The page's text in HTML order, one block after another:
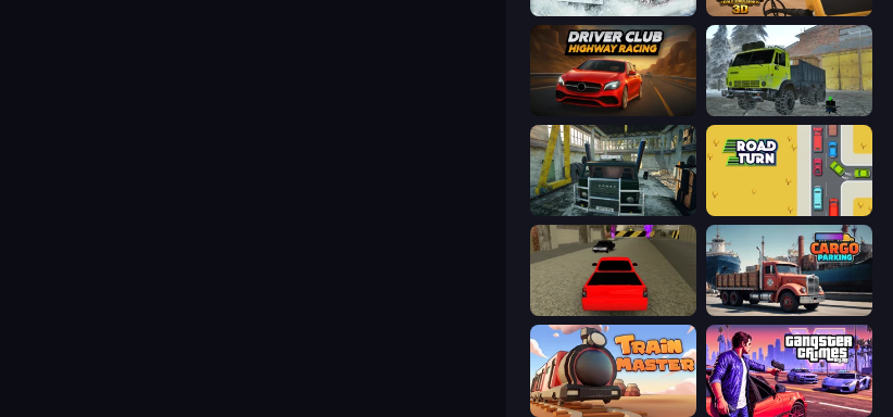
Snow Plow Truck Gold Rush: Gold Simulator 3D
Driver Club: Highway Racing Taiga Car Driver
Kamaz Truck Driver
Speed Brazil Cargo Truck Parking
Train Master Gangster Crimes Online 6: Mafia City